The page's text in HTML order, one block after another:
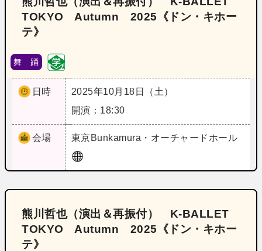
TOKYO Autumn 2025《ドン・キホー
テ》
舞 踊
日時
2025年10月18日（土）
開演：18:30
会場 東京Bunkamura・オーチャードホール
熊川哲也（演出＆再振付） K-BALLET
TOKYO Autumn 2025《ドン・キホー
テ》